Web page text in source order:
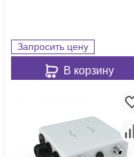
Запросить цену
В корзину